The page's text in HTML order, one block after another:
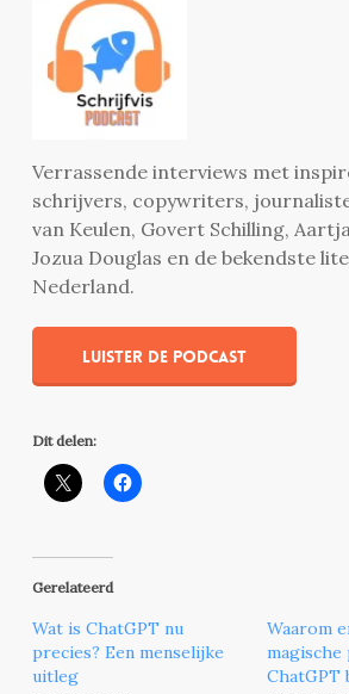
Verrassende interviews met
schrijvers, copywriters,
van Keulen, Govert Schilling,
Jozua Douglas en de bekendste
Nederland.
Luister de podcast
Dit delen:
Gerelateerd
Wat is ChatGPT nu
precies? Een menselijke
uitleg
Waarom
ChatGPT